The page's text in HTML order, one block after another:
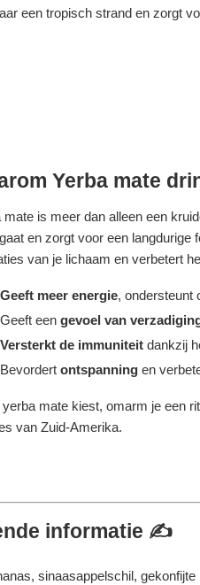
een tropisch strand en zorgt
Yerba mate
mate is meer dan alleen een
en zorgt voor een
van je lichaam en verbetert
Geeft meer energie, ondersteunt
eengevoel van
Versterkt de immuniteit dankzij
ontspanning en
mate kiest, omarm je een
van Zuid-Amerika.
informatie ✍️
sinaasappelschil, gekonfijte